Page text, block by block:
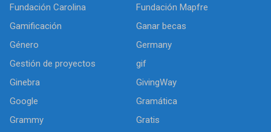
Fundación Carolina
Fundación Mapfre
Gamificación
Ganar becas
Género
Germany
Gestión de proyectos
gif
Ginebra
GivingWay
Google
Gramática
Grammy
Gratis